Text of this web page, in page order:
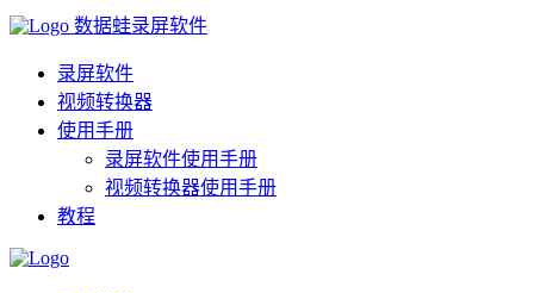
数据蛙录屏软件
录屏软件
视频转换器
使用手册
录屏软件使用手册
视频转换器使用手册
教程